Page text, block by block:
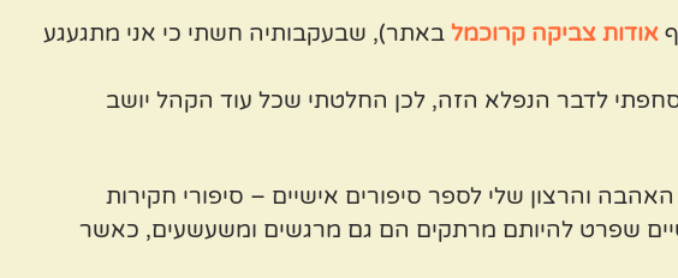
אודות צביקה קרוכמל באתר), שבעקבותיה חשתי כי אני מתגעגע
נסחפתי לדבר הנפלא הזה, לכן החלטתי שכל עוד הקהל יושב
והרצון שלי לספר סיפורים אישיים – סיפורי חקירות
שפרט להיותם מרתקים הם גם מרגשים ומשעשעים, כאשר